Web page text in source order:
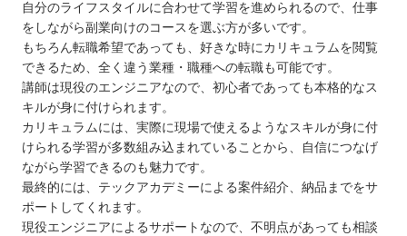
自分のライフスタイルに合わせて学習を進められるので、仕事
をしながら副業向けのコースを選ぶ方が多いです。
もちろん転職希望であっても、好きな時にカリキュラムを閲覧
できるため、全く違う業種・職種への転職も可能です。
講師は現役のエンジニアなので、初心者であっても本格的なス
キルが身に付けられます。
カリキュラムには、実際に現場で使えるようなスキルが身に付
けられる学習が多数組み込まれていることから、自信につなげ
ながら学習できるのも魅力です。
最終的には、テックアカデミーによる案件紹介、納品までをサ
ポートしてくれます。
現役エンジニアによるサポートなので、不明点があっても相談